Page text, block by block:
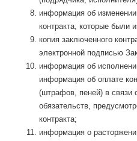
информация об
контракта, которые были
копия заключенного
электронной подписью
информация об
информация об оплате
(штрафов, пеней) в
обязательств,
контракта;
информация о